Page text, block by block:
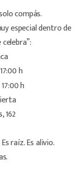
compás.
especial dentro de
h
h
162
raíz. Es alivio.